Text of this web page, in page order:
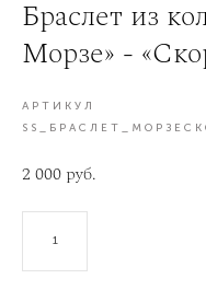
Браслет из
Морзе» -
АРТИКУЛ
2 000 pуб.